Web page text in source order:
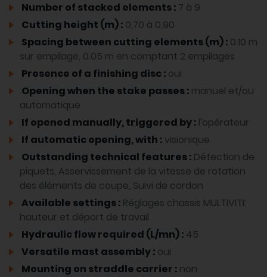
Number of stacked elements : 7 à 9
Cutting height (m) : 0,70 à 0,90
Spacing between cutting elements (m) : 0.10 m
sur empilage, 0.05 m en comptant 2 empilages
Presence of a finishing disc : oui
Opening when the stake passes : manuel et/ou
automatique
If opened manually, triggered by : l'opérateur
If automatic opening, with : visionique
Outstanding technical features : Détection de
piquets, Asservissement de la vitesse de rotation
des éléments de coupe, Suivi de cordon
Available settings : Réglages chassis MULTIVITI:
hauteur et déport de travail
Hydraulic flow required (L/mn) : 45
Versatile mast assembly : oui
Mounting on straddle carrier : non